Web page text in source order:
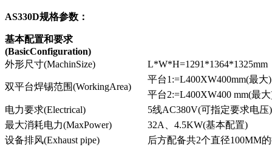
AS330D规格参数：
基本配置和要求
(BasicConfiguration)
外形尺寸(MachinSize)
L*W*H=1291*1364*1325mm
双平台焊锡范围(WorkingArea)
平台1:=L400XW400mm(最大)
平台2:=L400XW400 mm(最
电力要求(Electrical)
5线AC380V(可指定要求电压)
最大消耗电力(MaxPower)
32A、4.5KW(基本配置)
设备排风(Exhaust pipe)
后方配备共2个直径100MM